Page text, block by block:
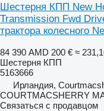
Шестерня КПП New
Transmission Fwd
трактора колесного
84 390 AMD 200 € ≈
Шестерня КПП
5163666
Ирландия,
COURTMACSHERRY
Связаться с продавцом